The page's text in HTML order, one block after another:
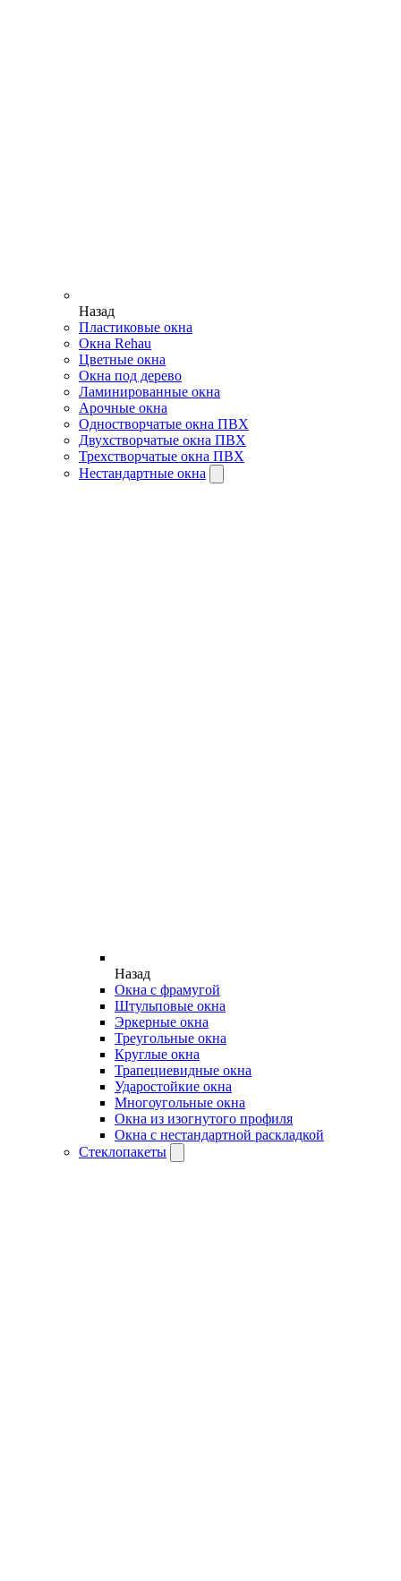
Назад
Пластиковые окна
Окна Rehau
Цветные окна
Окна под дерево
Ламинированные окна
Арочные окна
Одностворчатые окна ПВХ
Двухстворчатые окна ПВХ
Трехстворчатые окна ПВХ
Нестандартные окна
Назад
Окна с фрамугой
Штульповые окна
Эркерные окна
Треугольные окна
Круглые окна
Трапециевидные окна
Ударостойкие окна
Многоугольные окна
Окна из изогнутого профиля
Окна с нестандартной раскладкой
Стеклопакеты